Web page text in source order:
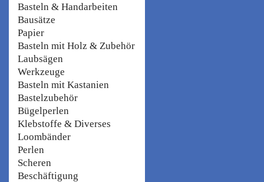
Basteln & Handarbeiten
Bausätze
Papier
Basteln mit Holz & Zubehör
Laubsägen
Werkzeuge
Basteln mit Kastanien
Bastelzubehör
Bügelperlen
Klebstoffe & Diverses
Loombänder
Perlen
Scheren
Beschäftigung